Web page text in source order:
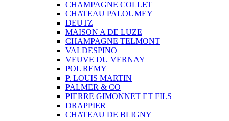
CHAMPAGNE COLLET
CHATEAU PALOUMEY
DEUTZ
MAISON A DE LUZE
CHAMPAGNE TELMONT
VALDESPINO
VEUVE DU VERNAY
POL REMY
P. LOUIS MARTIN
PALMER & CO
PIERRE GIMONNET ET FILS
DRAPPIER
CHATEAU DE BLIGNY